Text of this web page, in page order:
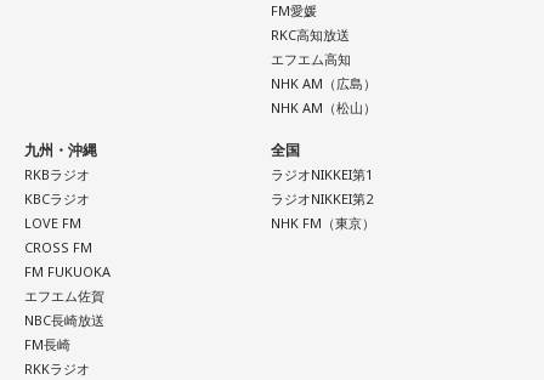
FM愛媛
RKC高知放送
エフエム高知
NHK AM（広島）
NHK AM（松山）
九州・沖縄
RKBラジオ
KBCラジオ
LOVE FM
CROSS FM
FM FUKUOKA
エフエム佐賀
NBC長崎放送
FM長崎
RKKラジオ
全国
ラジオNIKKEI第1
ラジオNIKKEI第2
NHK FM（東京）